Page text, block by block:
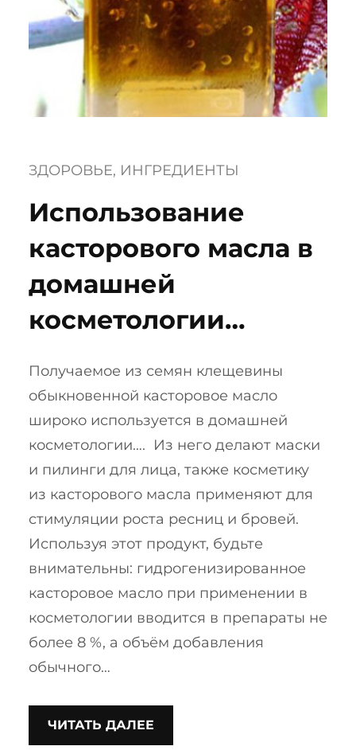
ЗДОРОВЬЕ, ИНГРЕДИЕНТЫ
Использование
касторового масла в
домашней
косметологии…
Получаемое из семян клещевины
обыкновенной касторовое масло
широко используется в домашней
косметологии…. Из него делают маски
и пилинги для лица, также косметику
из касторового масла применяют для
стимуляции роста ресниц и бровей.
Используя этот продукт, будьте
внимательны: гидрогенизированное
касторовое масло при применении в
косметологии вводится в препараты не
более 8 %, а объём добавления
обычного…
ЧИТАТЬ ДАЛЕЕ